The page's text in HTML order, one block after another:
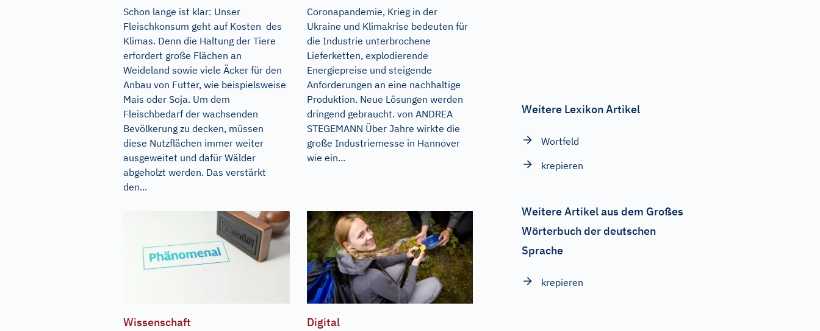
Schon lange ist klar: Unser
Fleischkonsum geht auf Kosten des
Klimas. Denn die Haltung der Tiere
erfordert große Flächen an
Weideland sowie viele Äcker für den
Anbau von Futter, wie beispielsweise
Mais oder Soja. Um dem
Fleischbedarf der wachsenden
Bevölkerung zu decken, müssen
diese Nutzflächen immer weiter
ausgeweitet und dafür Wälder
abgeholzt werden. Das verstärkt
den...
Coronapandemie, Krieg in der
Ukraine und Klimakrise bedeuten für
die Industrie unterbrochene
Lieferketten, explodierende
Energiepreise und steigende
Anforderungen an eine nachhaltige
Produktion. Neue Lösungen werden
dringend gebraucht. von ANDREA
STEGEMANN Über Jahre wirkte die
große Industriemesse in Hannover
wie ein...
Wissenschaft Digital
Weitere Lexikon Artikel
Wortfeld
krepieren
Weitere Artikel aus dem Großes
Wörterbuch der deutschen
Sprache
krepieren